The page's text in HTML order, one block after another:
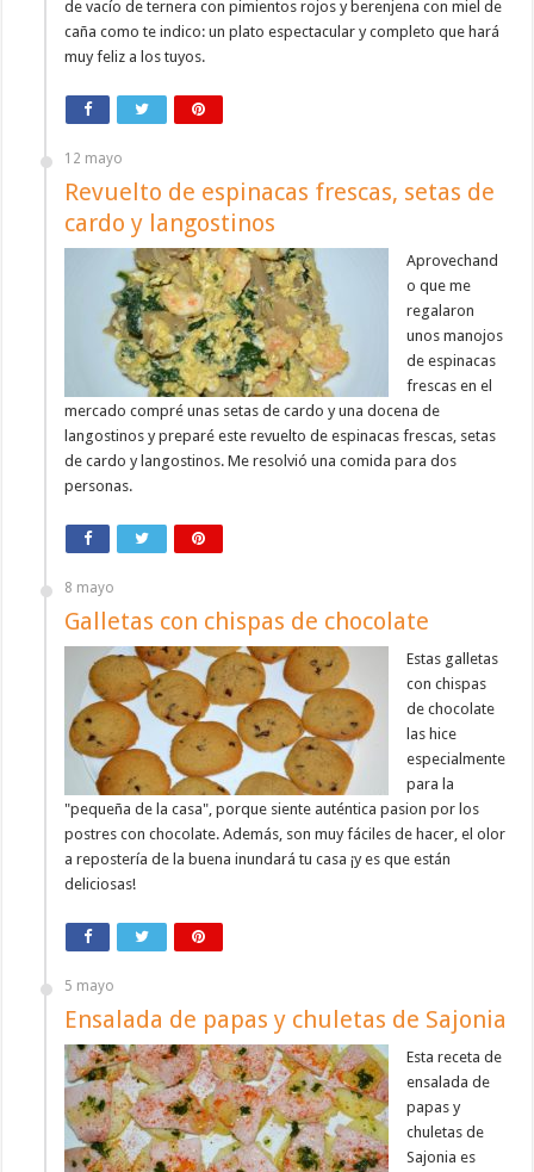
de vacío de ternera con pimientos rojos y berenjena con miel de
caña como te indico: un plato espectacular y completo que hará
muy feliz a los tuyos.
12 mayo
Revuelto de espinacas frescas, setas de
cardo y langostinos
Aprovechand
o que me
regalaron
unos manojos
de espinacas
frescas en el
mercado compré unas setas de cardo y una docena de
langostinos y preparé este revuelto de espinacas frescas, setas
de cardo y langostinos. Me resolvió una comida para dos
personas.
8 mayo
Galletas con chispas de chocolate
Estas galletas
con chispas
de chocolate
las hice
especialmente
para la
"pequeña de la casa", porque siente auténtica pasion por los
postres con chocolate. Además, son muy fáciles de hacer, el olor
a repostería de la buena inundará tu casa ¡y es que están
deliciosas!
5 mayo
Ensalada de papas y chuletas de Sajonia
Esta receta de
ensalada de
papas y
chuletas de
Sajonia es